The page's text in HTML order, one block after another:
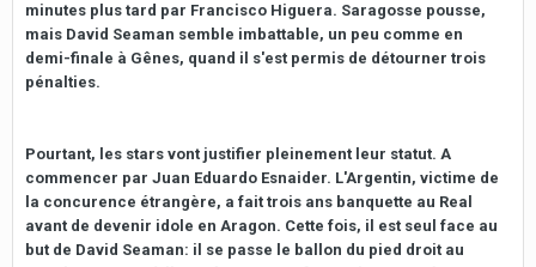
minutes plus tard par Francisco Higuera. Saragosse pousse,
mais David Seaman semble imbattable, un peu comme en
demi-finale à Gênes, quand il s'est permis de détourner trois
pénalties.
Pourtant, les stars vont justifier pleinement leur statut. A
commencer par Juan Eduardo Esnaider. L'Argentin, victime de
la concurence étrangère, a fait trois ans banquette au Real
avant de devenir idole en Aragon. Cette fois, il est seul face au
but de David Seaman: il se passe le ballon du pied droit au